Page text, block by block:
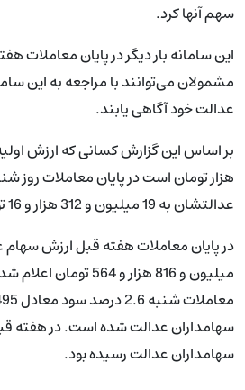
سهم آنها کرد.
این سامانه بار دیگر در پایان معاملات
مشمولان می‌توانند با مراجعه به این
عدالت خود آگاهی یابند.
عدالتشان به 19 میلیون و 312 هزار و 16 تومان رسیده است.
میلیون و 816 هزار و
سهامداران عدالت رسیده بود.